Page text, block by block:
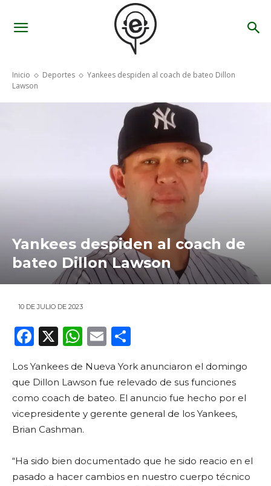
Inicio Deportes
Yankees despiden al coach de bateo Dillon
Lawson
Yankees despiden al coach de
bateo Dillon Lawson
10 DE JULIO DE 2023
F
c
e
b
o
o
k
X
W
a
ts
A
p
E
ai
l
m
p
ar
r
Los Yankees de Nueva York anunciaron el domingo
que Dillon Lawson fue relevado de sus funciones
como coach de bateo. El anuncio fue hecho por el
vicepresidente y gerente general de los Yankees,
Brian Cashman.
“Ha sido bien documentado que he sido reacio en el
pasado a hacer cambios en nuestro cuerpo técnico